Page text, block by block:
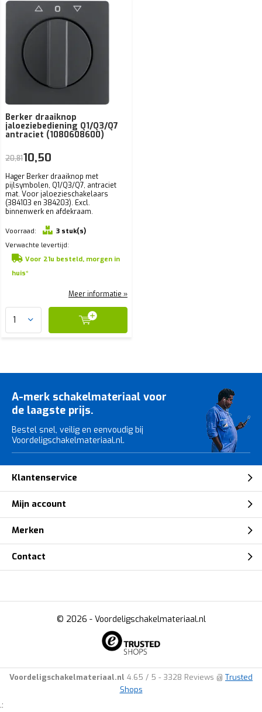
Berker draaiknop
jaloeziebediening Q1/Q3/Q7
antraciet (1080608600)
Hager Berker draaiknop met
pijlsymbolen, Q1/Q3/Q7, antraciet
mat. Voor jaloezieschakelaars
(384103 en 384203). Excl.
binnenwerk en afdekraam.
Voorraad:
3 stuk(s)
Verwachte levertijd:
Voor 21u besteld, morgen in
huis*
20,8110,50
Meer informatie »
A-merk schakelmateriaal voor
de laagste prijs.
Bestel snel, veilig en eenvoudig bij
Voordeligschakelmateriaal.nl.
Klantenservice
Mijn account
Merken
Contact
© 2026 - Voordeligschakelmateriaal.nl
Voordeligschakelmateriaal.nl 4.65 / 5 - 3328 Reviews @ Trusted
Shops
.: